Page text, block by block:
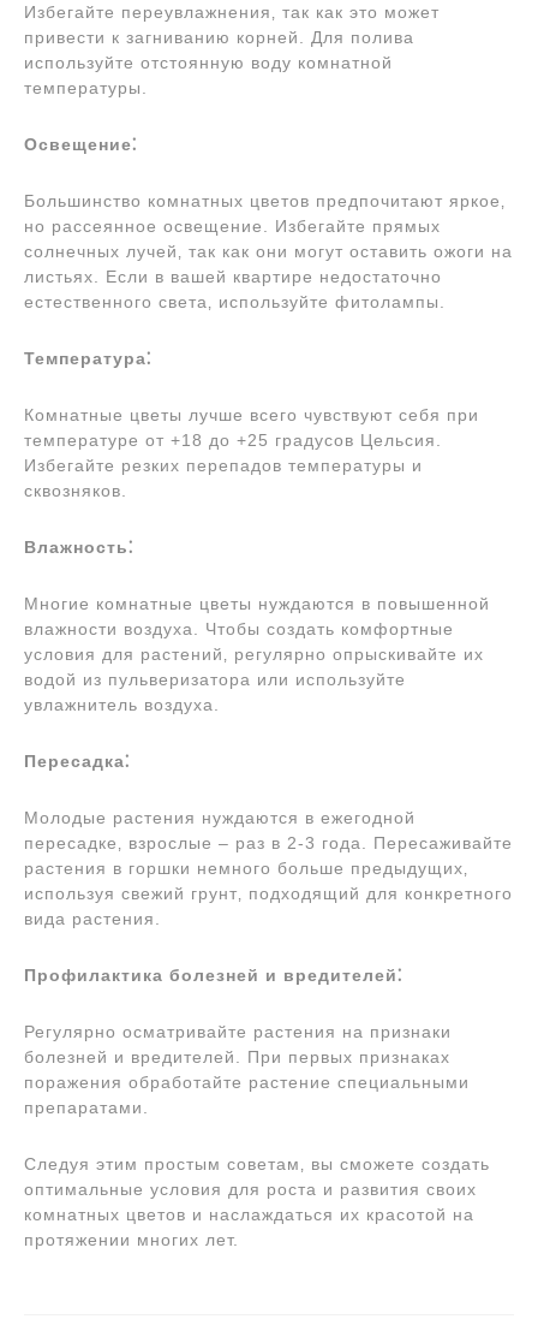
Избегайте переувлажнения‚ так как это может
привести к загниванию корней. Для полива
используйте отстоянную воду комнатной
температуры.
Освещение⁚
Большинство комнатных цветов предпочитают яркое‚
но рассеянное освещение. Избегайте прямых
солнечных лучей‚ так как они могут оставить ожоги на
листьях. Если в вашей квартире недостаточно
естественного света‚ используйте фитолампы.
Температура⁚
Комнатные цветы лучше всего чувствуют себя при
температуре от +18 до +25 градусов Цельсия.
Избегайте резких перепадов температуры и
сквозняков.
Влажность⁚
Многие комнатные цветы нуждаются в повышенной
влажности воздуха. Чтобы создать комфортные
условия для растений‚ регулярно опрыскивайте их
водой из пульверизатора или используйте
увлажнитель воздуха.
Пересадка⁚
Молодые растения нуждаются в ежегодной
пересадке‚ взрослые – раз в 2-3 года. Пересаживайте
растения в горшки немного больше предыдущих‚
используя свежий грунт‚ подходящий для конкретного
вида растения.
Профилактика болезней и вредителей⁚
Регулярно осматривайте растения на признаки
болезней и вредителей. При первых признаках
поражения обработайте растение специальными
препаратами.
Следуя этим простым советам‚ вы сможете создать
оптимальные условия для роста и развития своих
комнатных цветов и наслаждаться их красотой на
протяжении многих лет.